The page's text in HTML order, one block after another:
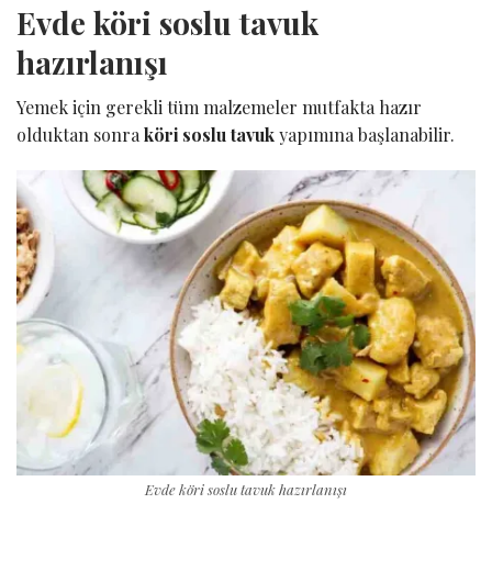
Evde köri soslu tavuk
hazırlanışı
Yemek için gerekli tüm malzemeler mutfakta hazır
olduktan sonra köri soslu tavukyapımına başlanabilir.
Evde köri soslu tavuk hazırlanışı